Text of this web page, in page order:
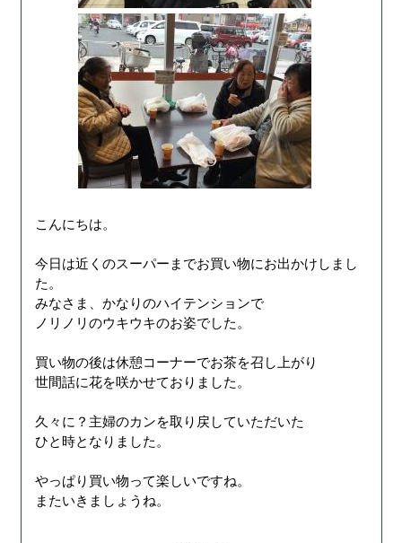
こんにちは。
今日は近くのスーパーまでお買い物にお出かけしまし
た。
みなさま、かなりのハイテンションで
ノリノリのウキウキのお姿でした。
買い物の後は休憩コーナーでお茶を召し上がり
世間話に花を咲かせておりました。
久々に？主婦のカンを取り戻していただいた
ひと時となりました。
やっぱり買い物って楽しいですね。
またいきましょうね。